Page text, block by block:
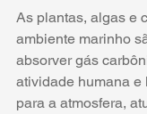
As plantas, algas e
ambiente marinho
absorver gás
atividade humana
para a atmosfera,